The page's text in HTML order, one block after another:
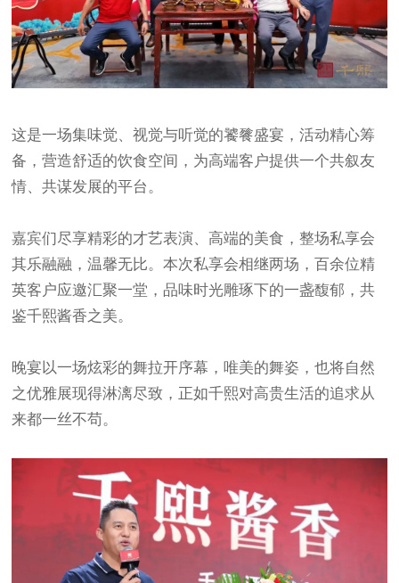
这是一场集味觉、视觉与听觉的饕餮盛宴，活动精心筹
备，营造舒适的饮食空间，为高端客户提供一个共叙友
情、共谋发展的平台。
嘉宾们尽享精彩的才艺表演、高端的美食，整场私享会
其乐融融，温馨无比。本次私享会相继两场，百余位精
英客户应邀汇聚一堂，品味时光雕琢下的一盏馥郁，共
鉴千熙酱香之美。
晚宴以一场炫彩的舞拉开序幕，唯美的舞姿，也将自然
之优雅展现得淋漓尽致，正如千熙对高贵生活的追求从
来都一丝不苟。